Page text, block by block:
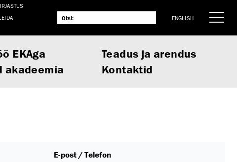
ENGLISH
EKAga
Teadus ja arendus
akadeemia Kontaktid
E-post / Telefon